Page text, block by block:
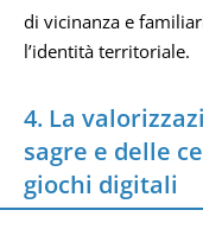
di vicinanza e
l’identità territoriale.
4. La
sagre e delle
giochi digitali